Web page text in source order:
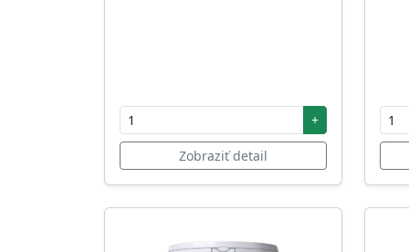
+
Zobraziť detail